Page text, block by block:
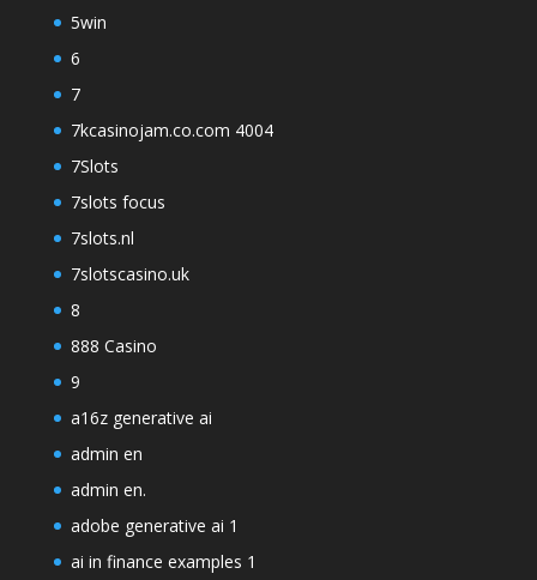
5win
6
7
7kcasinojam.co.com 4004
7Slots
7slots focus
7slots.nl
7slotscasino.uk
8
888 Casino
9
a16z generative ai
admin en
admin en.
adobe generative ai 1
ai in finance examples 1